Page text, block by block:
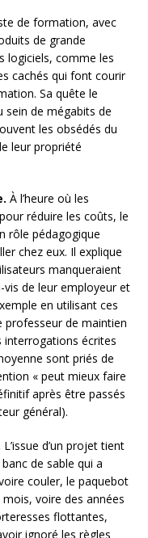
de formation, avec
de grande
logiciels, comme les
cachés qui font courir
Sa quête le
sein de mégabits de
les obsédés du
leur propriété
À l’heure où les
réduire les coûts, le
rôle pédagogique
chez eux. Il explique
manqueraient
de leur employeur et
en utilisant ces
professeur de maintien
interrogations écrites
sont priés de
« peut mieux faire
après être passés
général).
L’issue d’un projet tient
de sable qui a
couler, le paquebot
voire des années
flottantes,
ignoré les règles